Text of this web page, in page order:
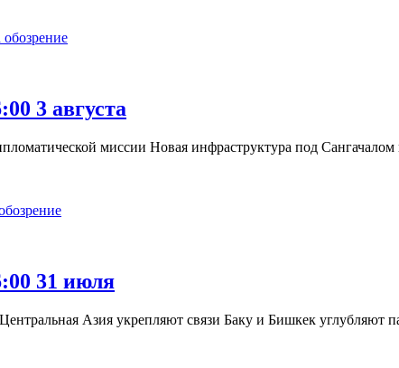
3 августа
миссии Новая инфраструктура под Сангачалом
31 июля
Азия укрепляют связи Баку и Бишкек углубляют